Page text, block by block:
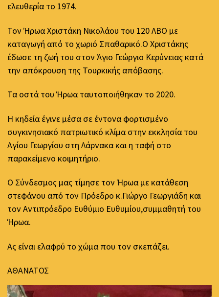
ελευθερία το 1974.
Τον Ήρωα Χριστάκη Νικολάου του 120 ΛΒΟ με
καταγωγή από το χωριό Σπαθαρικό.Ο Χριστάκης
έδωσε τη ζωή του στον Άγιο Γεώργιο Κερύνειας κατά
την απόκρουση της Τουρκικής απόβασης.
Τα οστά του Ήρωα ταυτοποιήθηκαν το 2020.
Η κηδεία έγινε μέσα σε έντονα φορτισμένο
συγκινησιακό πατριωτικό κλίμα στην εκκλησία του
Αγίου Γεωργίου στη Λάρνακα και η ταφή στο
παρακείμενο κοιμητήριο.
Ο Σύνδεσμος μας τίμησε τον Ήρωα με κατάθεση
στεφάνου από τον Πρόεδρο κ.Γιώργο Γεωργιάδη και
τον Αντιπρόεδρο Ευθύμιο Ευθυμίου,συμμαθητή του
Ήρωα.
Ας είναι ελαφρύ το χώμα που τον σκεπάζει.
ΑΘΑΝΑΤΟΣ